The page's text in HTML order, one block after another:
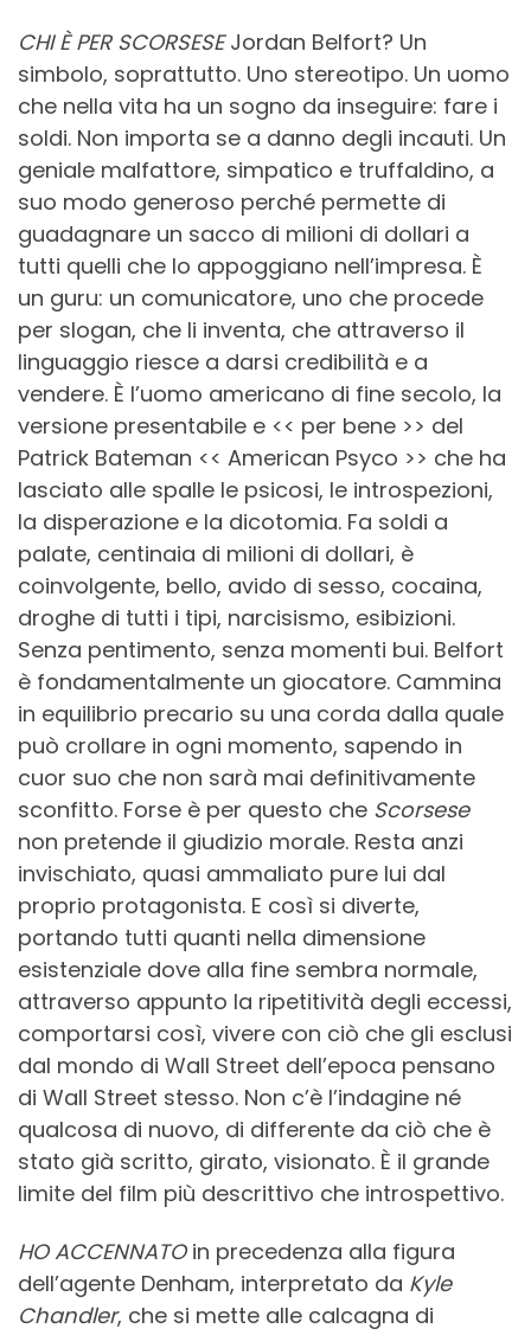
CHI È PER SCORSESEJordan Belfort? Un
simbolo, soprattutto. Uno stereotipo. Un uomo
che nella vita ha un sogno da inseguire: fare i
soldi. Non importa se a danno degli incauti. Un
geniale malfattore, simpatico e truffaldino, a
suo modo generoso perché permette di
guadagnare un sacco di milioni di dollari a
tutti quelli che lo appoggiano nell’impresa. È
un guru: un comunicatore, uno che procede
per slogan, che li inventa, che attraverso il
linguaggio riesce a darsi credibilità e a
vendere. È l’uomo americano di fine secolo, la
versione presentabile e << per bene >> del
Patrick Bateman << American Psyco >> che ha
lasciato alle spalle le psicosi, le introspezioni,
la disperazione e la dicotomia. Fa soldi a
palate, centinaia di milioni di dollari, è
coinvolgente, bello, avido di sesso, cocaina,
droghe di tutti i tipi, narcisismo, esibizioni.
Senza pentimento, senza momenti bui. Belfort
è fondamentalmente un giocatore. Cammina
in equilibrio precario su una corda dalla quale
può crollare in ogni momento, sapendo in
cuor suo che non sarà mai definitivamente
sconfitto. Forse è per questo che Scorsese
non pretende il giudizio morale. Resta anzi
invischiato, quasi ammaliato pure lui dal
proprio protagonista. E così si diverte,
portando tutti quanti nella dimensione
esistenziale dove alla fine sembra normale,
attraverso appunto la ripetitività degli eccessi,
comportarsi così, vivere con ciò che gli esclusi
dal mondo di Wall Street dell’epoca pensano
di Wall Street stesso. Non c’è l’indagine né
qualcosa di nuovo, di differente da ciò che è
stato già scritto, girato, visionato. È il grande
limite del film più descrittivo che introspettivo.
HO ACCENNATOin precedenza alla figura
dell’agente Denham, interpretato da Kyle
Chandler, che si mette alle calcagna di